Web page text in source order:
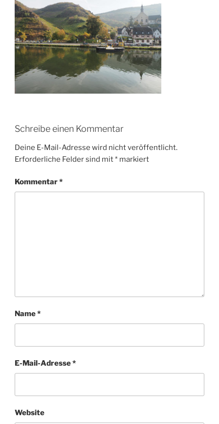
Schreibe einen Kommentar
Deine E-Mail-Adresse wird nicht veröffentlicht.
Erforderliche Felder sind mit* markiert
Kommentar*
Name*
E-Mail-Adresse*
Website